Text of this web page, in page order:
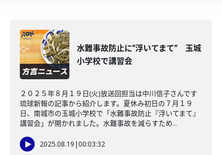
水難事故防止に”浮いてまて” 玉城
小学校で講習会
２０２５年８月１９日(火)放送回担当は中川信子さんです
琉球新報の記事から紹介します。夏休み初日の７月１９
日、南城市の玉城小学校で「水難事故防止『浮いてまて』
講習会」が開かれました。水難事故を減らすため...
2025.08.19 |00:03:32